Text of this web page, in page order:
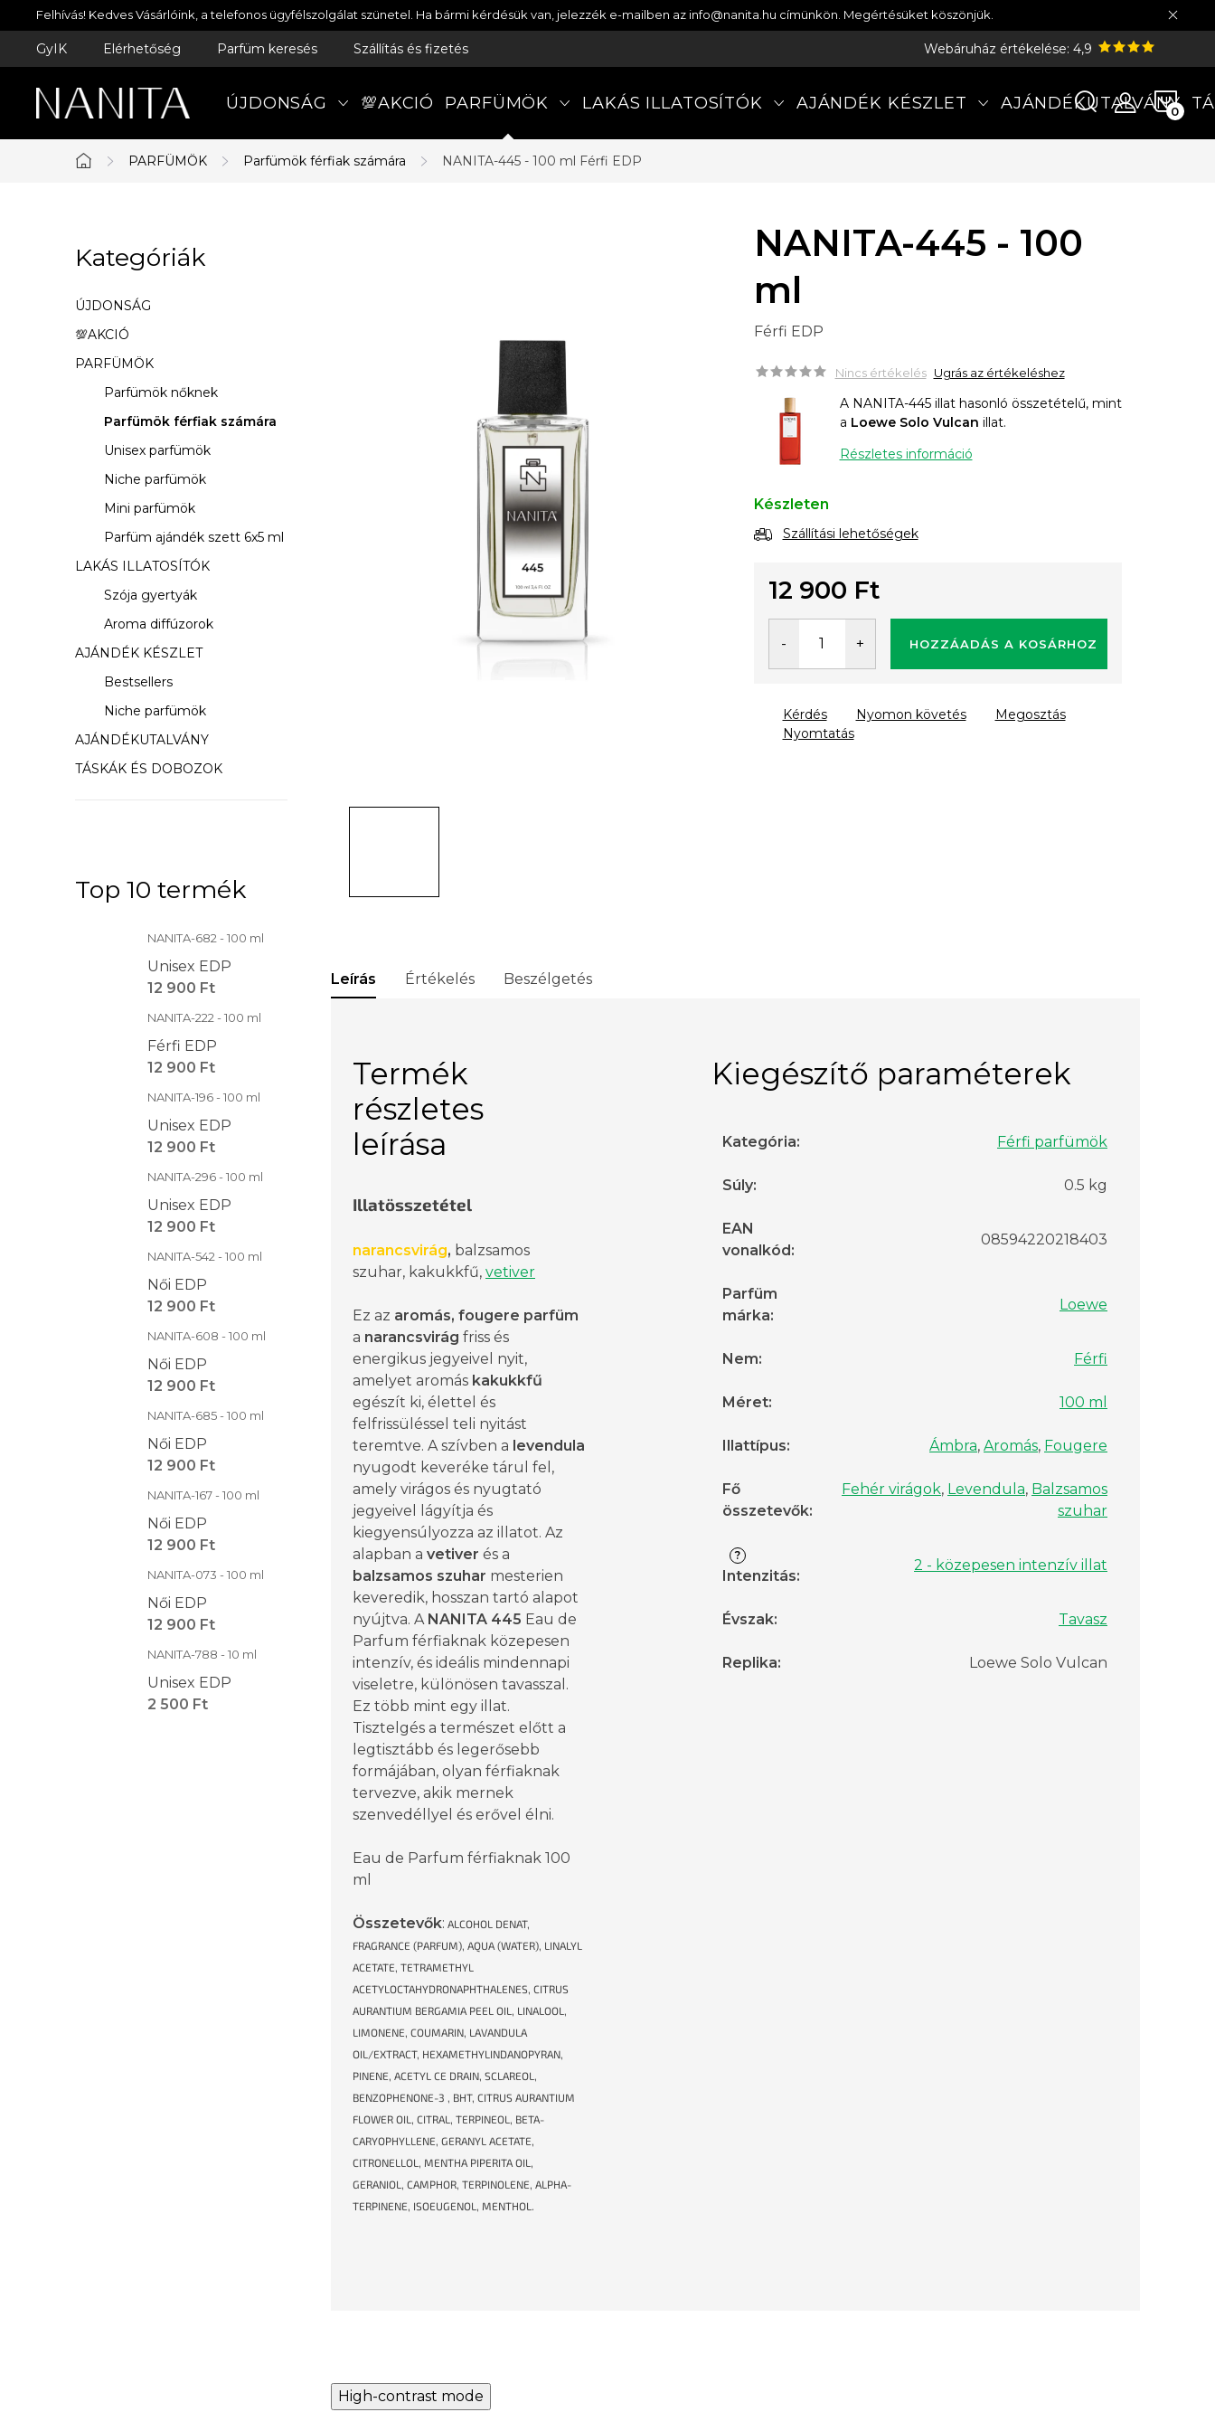
Ugrás
a
Felhívás! Kedves Vásárlóink, a telefonos ügyfélszolgálat szünetel. Ha bármi kérdésük van, jelezzék e-mailben az info@nanita.hu címünkön. Megértésüket köszönjük.
GyIK Elérhetőség Parfüm keresés Szállítás és fizetés Webáruház értékelése: 4,9
ÚJDONSÁG 💯AKCIÓ PARFÜMÖK LAKÁS ILLATOSÍTÓK AJÁNDÉK KÉSZLET AJÁNDÉKUTALVÁNY
Kezdőlap
PARFÜMÖK Parfümök férfiak számára NANITA-445 - 100 ml Férfi EDP
l
d
a
l
n
Kategóriák
átugrása
Kategóriák
ÚJDONSÁG
💯AKCIÓ
PARFÜMÖK
Parfümök nőknek
Parfümök férfiak számára
Unisex parfümök
Niche parfümök
Mini parfümök
Parfüm ajándék szett 6x5 ml
LAKÁS ILLATOSÍTÓK
Szója gyertyák
Aroma diffúzorok
AJÁNDÉK KÉSZLET
Bestsellers
Niche parfümök
AJÁNDÉKUTALVÁNY
TÁSKÁK ÉS DOBOZOK
Top 10 termék
NANITA-682 - 100 ml
Unisex EDP
12 900 Ft
NANITA-222 - 100 ml
Férfi EDP
12 900 Ft
NANITA-196 - 100 ml
Unisex EDP
12 900 Ft
NANITA-296 - 100 ml
Unisex EDP
12 900 Ft
NANITA-542 - 100 ml
Női EDP
12 900 Ft
NANITA-608 - 100 ml
Női EDP
12 900 Ft
NANITA-685 - 100 ml
Női EDP
12 900 Ft
NANITA-167 - 100 ml
Női EDP
12 900 Ft
NANITA-073 - 100 ml
Női EDP
12 900 Ft
NANITA-788 - 10 ml
Unisex EDP
2 500 Ft
NANITA-445 - 100
ml
Férfi EDP
Nincs értékelés Ugrás az értékeléshez
A NANITA-445 illat hasonló összetételű, mint
a Loewe Solo Vulcan illat.
Részletes információ
Készleten
Szállítási lehetőségek
12 900 Ft
HOZZÁADÁS A KOSÁRHOZ
Nyomtatás
Kérdés Nyomon követés Megosztás
Leírás Értékelés Beszélgetés
Termék
részletes
leírása
Illatösszetétel
narancsvirág, balzsamos
szuhar, kakukkfű, vetiver
Ez az aromás, fougere parfüm
a narancsvirág friss és
energikus jegyeivel nyit,
amelyet aromás kakukkfű
egészít ki, élettel és
felfrissüléssel teli nyitást
teremtve. A szívben a levendula
nyugodt keveréke tárul fel,
amely virágos és nyugtató
jegyeivel lágyítja és
kiegyensúlyozza az illatot. Az
alapban a vetiver és a
balzsamos szuhar mesterien
keveredik, hosszan tartó alapot
nyújtva. ANANITA 445 Eau de
Parfum férfiaknak közepesen
intenzív, és ideális mindennapi
viseletre, különösen tavasszal.
Ez több mint egy illat.
Tisztelgés a természet előtt a
legtisztább és legerősebb
formájában, olyan férfiaknak
tervezve, akik mernek
szenvedéllyel és erővel élni.
Eau de Parfum férfiaknak 100
ml
Összetevők: ALCOHOL DENAT,
FRAGRANCE (PARFUM), AQUA (WATER), LINALYL
ACETATE, TETRAMETHYL
ACETYLOCTAHYDRONAPHTHALENES, CITRUS
AURANTIUM BERGAMIA PEEL OIL, LINALOOL,
LIMONENE, COUMARIN, LAVANDULA
OIL/EXTRACT, HEXAMETHYLINDANOPYRAN,
PINENE, ACETYL CE DRAIN, SCLAREOL,
BENZOPHENONE-3 , BHT, CITRUS AURANTIUM
FLOWER OIL, CITRAL, TERPINEOL, BETA-
CARYOPHYLLENE, GERANYL ACETATE,
CITRONELLOL, MENTHA PIPERITA OIL,
GERANIOL, CAMPHOR, TERPINOLENE, ALPHA-
TERPINENE, ISOEUGENOL, MENTHOL.
Kiegészítő paraméterek
Kategória: Férfi parfümök
Súly: 0.5 kg
EAN
vonalkód :
08594220218403
Parfüm
márka:
Loewe
Nem: Férfi
Méret: 100 ml
Illattípus: Ámbra, Aromás, Fougere
Fő
összetevők:
Fehér virágok, Levendula, Balzsamos
szuhar
?
Intenzitás:
2 - közepesen intenzív illat
Évszak: Tavasz
Replika: Loewe Solo Vulcan
High-contrast mode